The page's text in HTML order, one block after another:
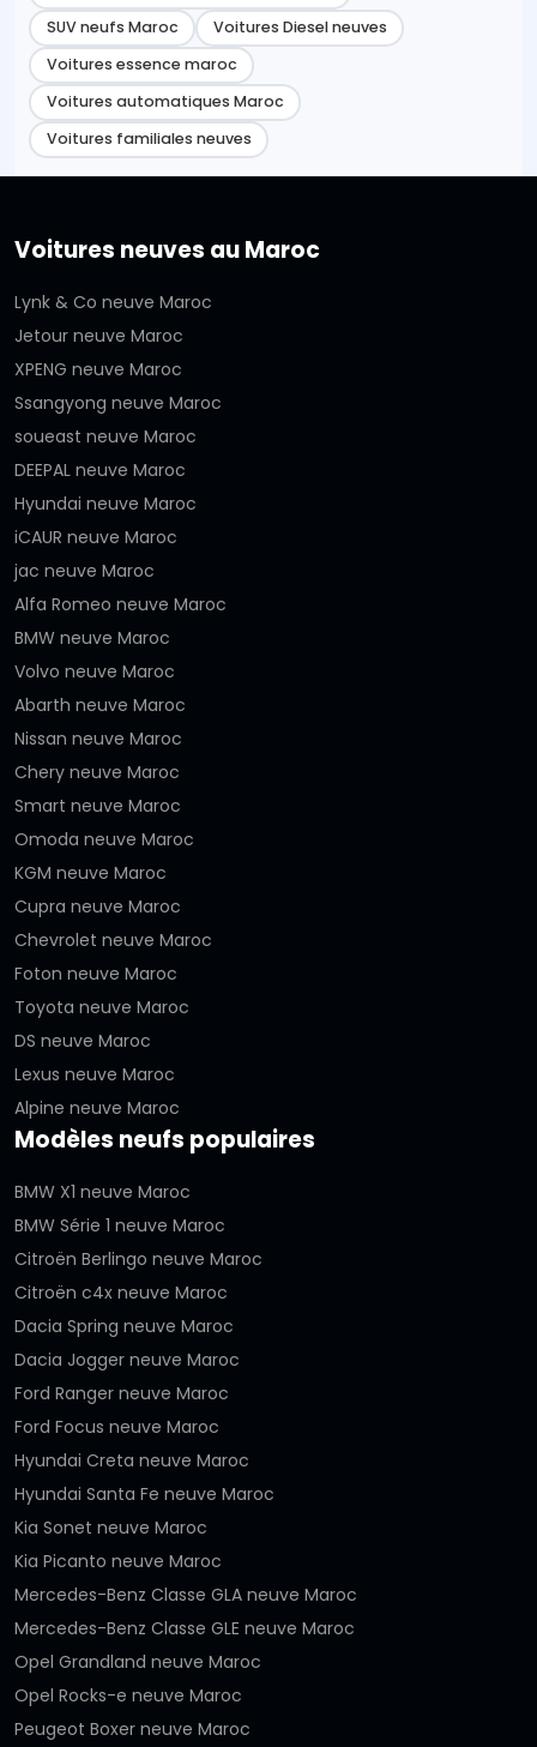
SUV neufs Maroc
Voitures Diesel neuves
Voitures essence maroc
Voitures automatiques Maroc
Voitures familiales neuves
Voitures neuves au Maroc
Lynk & Co neuve Maroc
Jetour neuve Maroc
XPENG neuve Maroc
Ssangyong neuve Maroc
soueast neuve Maroc
DEEPAL neuve Maroc
Hyundai neuve Maroc
iCAUR neuve Maroc
jac neuve Maroc
Alfa Romeo neuve Maroc
BMW neuve Maroc
Volvo neuve Maroc
Abarth neuve Maroc
Nissan neuve Maroc
Chery neuve Maroc
Smart neuve Maroc
Omoda neuve Maroc
KGM neuve Maroc
Cupra neuve Maroc
Chevrolet neuve Maroc
Foton neuve Maroc
Toyota neuve Maroc
DS neuve Maroc
Lexus neuve Maroc
Alpine neuve Maroc
Modèles neufs populaires
BMW X1 neuve Maroc
BMW Série 1 neuve Maroc
Citroën Berlingo neuve Maroc
Citroën c4x neuve Maroc
Dacia Spring neuve Maroc
Dacia Jogger neuve Maroc
Ford Ranger neuve Maroc
Ford Focus neuve Maroc
Hyundai Creta neuve Maroc
Hyundai Santa Fe neuve Maroc
Kia Sonet neuve Maroc
Kia Picanto neuve Maroc
Mercedes-Benz Classe GLA neuve Maroc
Mercedes-Benz Classe GLE neuve Maroc
Opel Grandland neuve Maroc
Opel Rocks-e neuve Maroc
Peugeot Boxer neuve Maroc